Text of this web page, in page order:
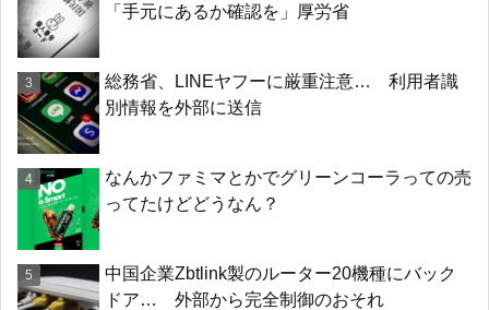
「手元にあるか確認を」厚労省
総務省、LINEヤフーに厳重注意… 利用者識
別情報を外部に送信
なんかファミマとかでグリーンコーラっての売
ってたけどどうなん？
中国企業Zbtlink製のルーター20機種にバック
ドア… 外部から完全制御のおそれ